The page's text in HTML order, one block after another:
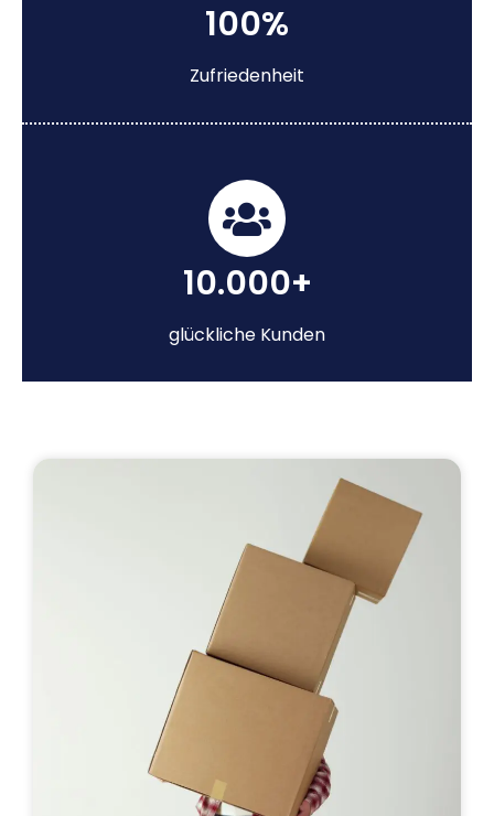
100%
Zufriedenheit
10.000+
glückliche Kunden